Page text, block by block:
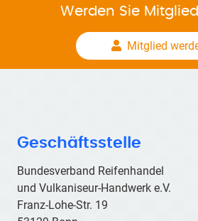
Werden Sie
Mitglied
Geschäftsstelle
Bundesverband Reifenhandel
und Vulkaniseur-Handwerk e.V.
Franz-Lohe-Str. 19